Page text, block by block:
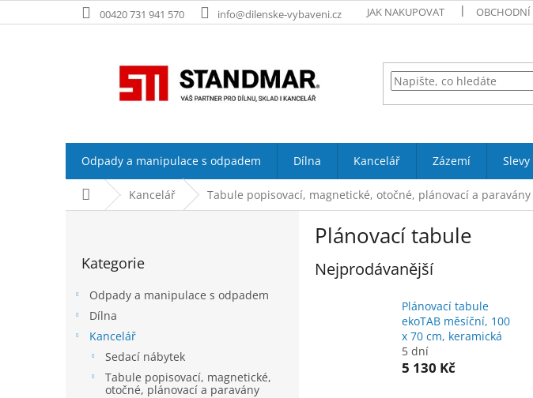
na
00420 731 941 570 info@dilenske-vybaveni.cz JAK NAKUPOVAT
Odpady a manipulace s odpadem Dílna Kancelář Zázemí
Domů Kancelář Tabule popisovací, magnetické, otočné, plánovací a paravány
kategorie
Kategorie
Odpady a manipulace s odpadem
Dílna
Kancelář
Sedací nábytek
Tabule popisovací, magnetické,
otočné, plánovací a paravány
Plánovací tabule
Nejprodávanější
Plánovací tabule
ekoTAB měsíční, 100
x 70 cm, keramická
5 dní
5 130 Kč